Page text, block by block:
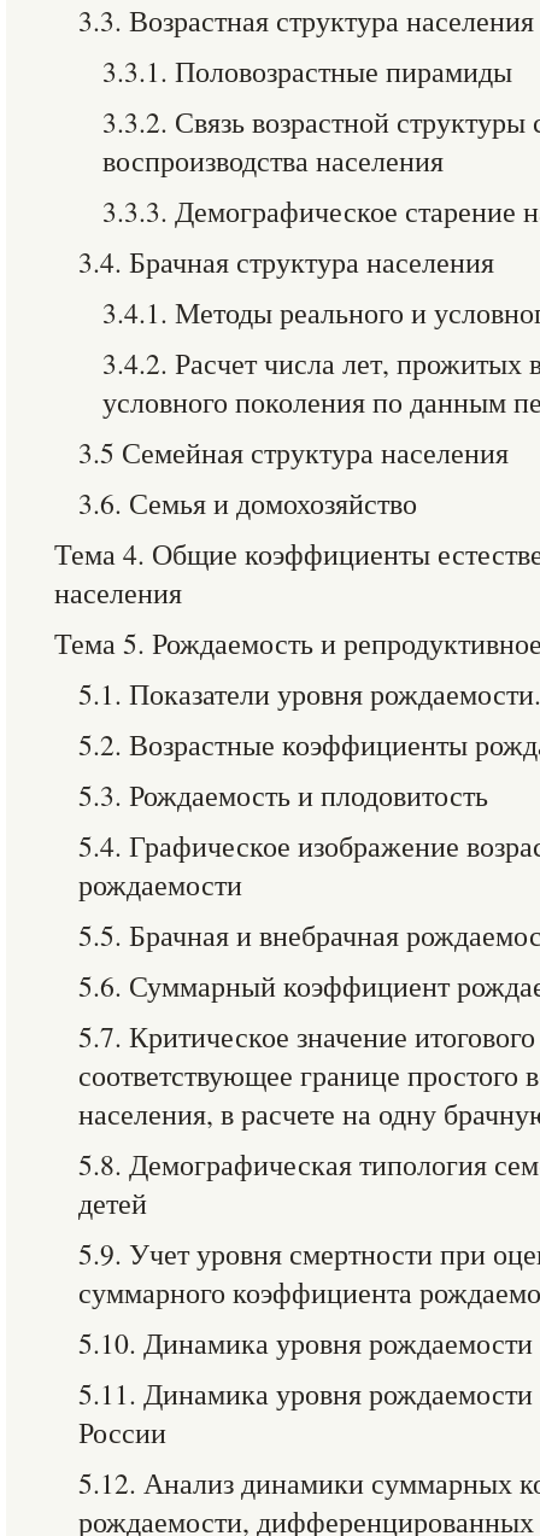
3.3. Возрастная структура населения
3.3.1. Половозрастные пирамиды
3.3.2. Связь возрастной
воспроизводства населения
3.3.3. Демографическое старение
3.4. Брачная структура населения
3.4.1. Методы реального и
3.4.2. Расчет числа лет, прожитых
условного поколения по данным
3.5 Семейная структура населения
3.6. Семья и домохозяйство
Тема 4. Общие коэффициенты
населения
Тема 5. Рождаемость и
5.1. Показатели уровня рождаемости.
5.2. Возрастные коэффициенты
5.3. Рождаемость и плодовитость
5.4. Графическое изображение
рождаемости
5.5. Брачная и внебрачная
5.6. Суммарный коэффициент
5.7. Критическое значение
соответствующее границе простого
населения, в расчете на одну
5.8. Демографическая типология
детей
5.9. Учет уровня смертности при
суммарного коэффициента
5.10. Динамика уровня
5.11. Динамика уровня
России
5.12. Анализ динамики суммарных
рождаемости, дифференцированных